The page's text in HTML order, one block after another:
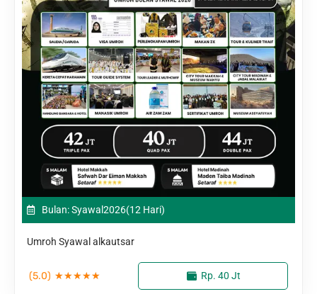
Bulan: Syawal2026(12 Hari)
Umroh Syawal alkautsar
(5.0) ★★★★★ Rp. 40 Jt